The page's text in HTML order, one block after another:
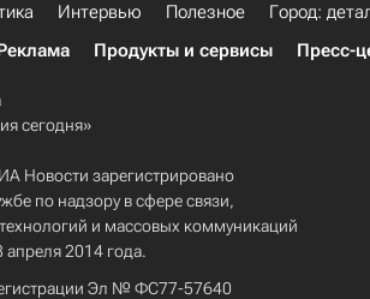
Интервью Полезное
Город:
Продукты и сервисы Пресс-
сегодня»
Новости зарегистрировано
по надзору в сфере связи,
и массовых коммуникаций
2014 года.
Эл № ФС77-57640